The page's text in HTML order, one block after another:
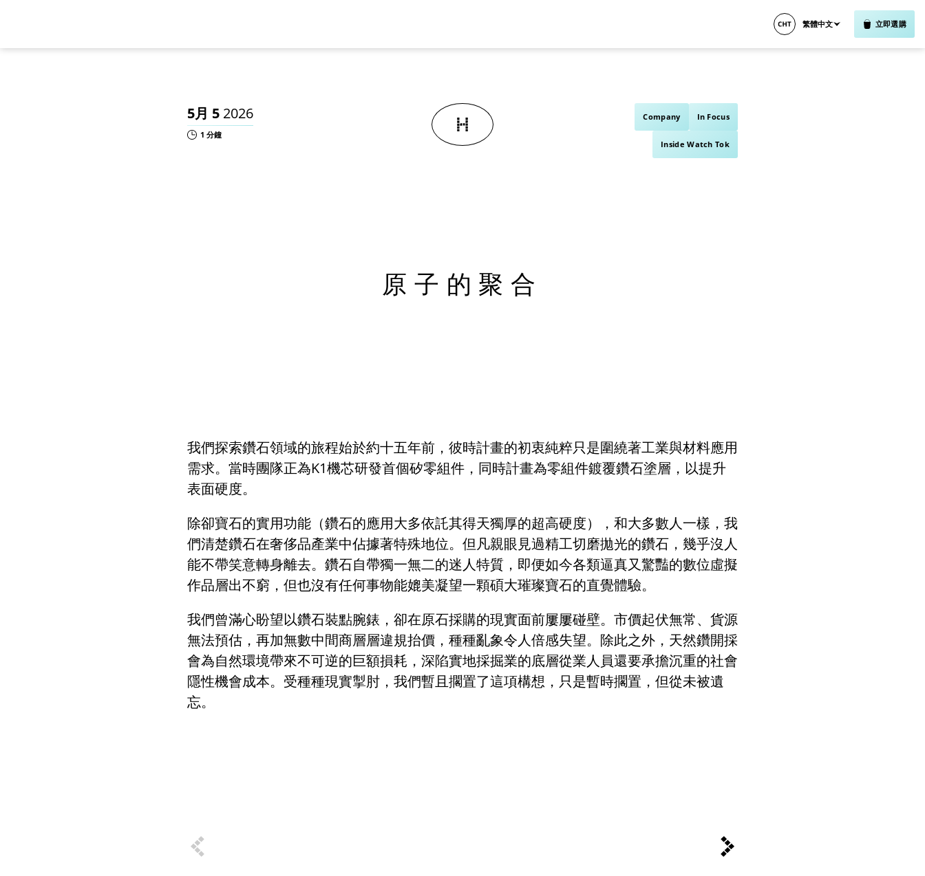
繁體中文 立即選購
Company In Focus
Inside Watch Tok
5月 5 2026
1 分鐘
原子的聚合
我們探索鑽石領域的旅程始於約十五年前，彼時計畫的初衷純粹只是圍繞著工業與材料應用
需求。當時團隊正為K1機芯研發首個矽零組件，同時計畫為零組件鍍覆鑽石塗層，以提升
表面硬度。
除卻寶石的實用功能（鑽石的應用大多依託其得天獨厚的超高硬度），和大多數人一樣，我
們清楚鑽石在奢侈品產業中佔據著特殊地位。但凡親眼見過精工切磨拋光的鑽石，幾乎沒人
能不帶笑意轉身離去。鑽石自帶獨一無二的迷人特質 ， 即便如今各類逼真又驚豔的數位虛擬
作品層出不窮， 但也沒有任何事物能媲美凝望一顆碩大璀璨寶石的直覺體驗。
我們曾滿心盼望以鑽石裝點腕錶，卻在原石採購的現實面前屢屢碰壁。市價起伏無常、貨源
無法預估，再加無數中間商層層違規抬價，種種亂象令人倍感失望。除此之外，天然鑽開採
會為自然環境帶來不可逆的巨額損耗，深陷實地採掘業的底層從業人員還要承擔沉重的社會
隱性機會成本。受種種現實掣肘，我們暫且擱置了這項構想，只是暫時擱置，但從未被遺
忘。